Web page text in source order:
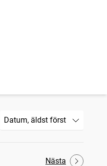
Nästa